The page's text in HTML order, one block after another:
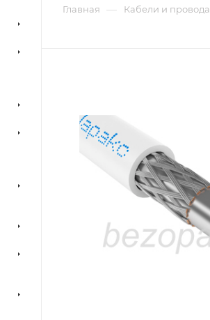
указатели (табло)
Главная — Кабели и провода